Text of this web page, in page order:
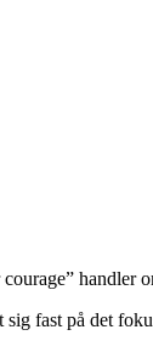
handler
fast på det